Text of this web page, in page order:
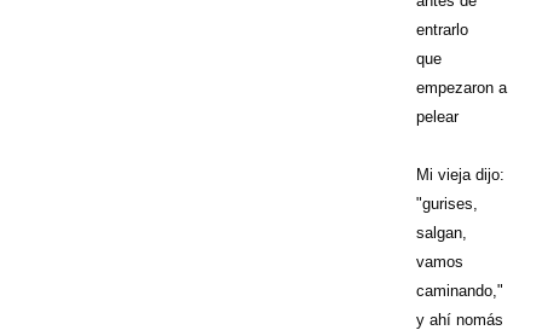
entrarlo
que
empezaron a
pelear
Mi vieja dijo:
"gurises,
salgan,
vamos
caminando,"
y ahí nomás